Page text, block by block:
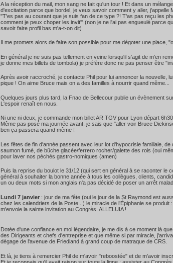
A la réception du mail, mon sang ne fait qu'un tour ! Et dans un
d'excitation parce que bordel, je veux savoir comment y aller, j'appelle
"T'es pas au courant que je suis fan de ce type ?! T'as pas reçu les
comment je peux choper les invit'" (non je ne l'ai pas engueulé parce
savoir faire profil bas m'a-t-on dit)
Il me promets alors de faire son possible pour me dégoter une place,
En général je ne suis pas tellement en veine lorsqu'il s'agit de m'en
je donne mes billets de tombola) je préfère donc ne pas penser être
Après avoir raccroché, je contacte Phil pour lui annoncer la nouvelle,
pique ! On aime Bruce mais on a des familles à nourrir quand même...
Quelques jours plus tard, la Fnac de Bellecour publie un évènement
L'espoir renaît en nous.
Ni une ni deux, je commande mon billet AR TGV pour Lyon départ
Même pas posé ma journée avant, je sais que "aller voir Bruce
ben ça passera quand même !
Les fêtes de fin d'année passent avec leur lot d'hypocrisie familiale,
saumon fumé, de bûche glacée/ferrero rocher/galette des rois (oui
pour laver nos péchés gastro-nomiques (amen)
Puis la reprise du boulot le 31/12 (qui sert en général à se raconter
général à souhaiter la bonne année à tous les collègues, clients,
un ou deux mots si mon anglais n'a pas décidé de poser un arrêt
Lundi 7 janvier : jour de ma fête (oui le jour de la St Raymond est
chez les calendriers de la Poste...) le miracle de l’Épiphanie se
m'envoie la sainte invitation au Congrès. ALLELUIA !
Dotée d'une confiance en moi légendaire, je me dis à ce moment là
des Dirigeants et chefs d'entreprise et que même si par miracle,
dégage de l'avenue de Friedland à grand coup de matraque de CRS.
Et là, je tiens à remercier Phil de m'avoir "reboostée" et de m'avoir